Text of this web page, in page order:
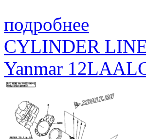
подробнее
CYLINDER
Yanmar